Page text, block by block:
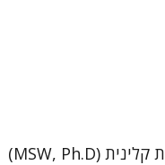
שמי ד"ר תלמה כהן, עובדת סוציאלית קלינית (MSW, Ph.D)